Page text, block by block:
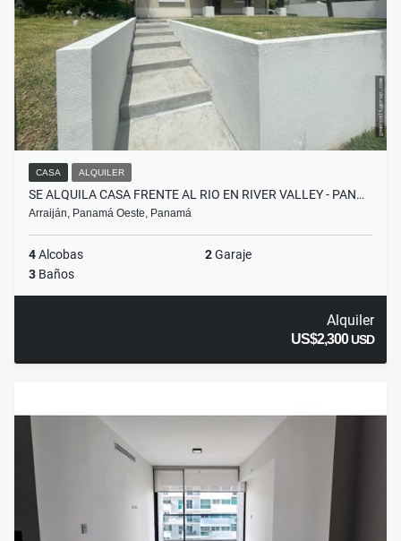
CASA ALQUILER
SE ALQUILA CASA FRENTE AL RIO EN RIVER VALLEY - PAN…
Arraiján, Panamá Oeste, Panamá
4Alcobas 2Garaje
3 Baños
Alquiler
US$2,300USD